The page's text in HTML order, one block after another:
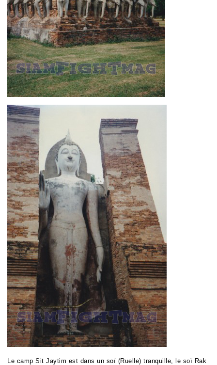
Le camp Sit Jaytim est dans un soï (Ruelle) tranquille, le soï Rak